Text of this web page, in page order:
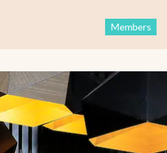
Members